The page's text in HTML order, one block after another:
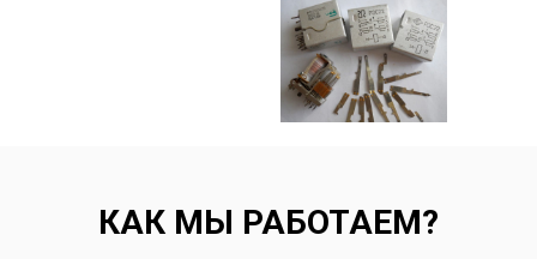
КАК МЫ РАБОТАЕМ?